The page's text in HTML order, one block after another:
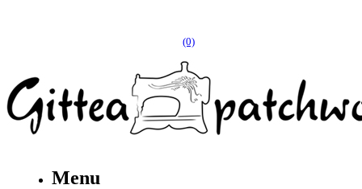
(0)
Menu